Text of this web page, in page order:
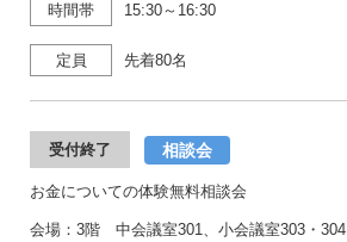
時間帯 15:30～16:30
定員 先着80名
受付終了 相談会
お金についての体験無料相談会
会場：3階 中会議室301、小会議室303・304